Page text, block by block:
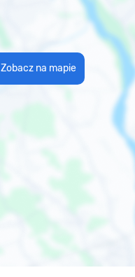
Zobacz na mapie